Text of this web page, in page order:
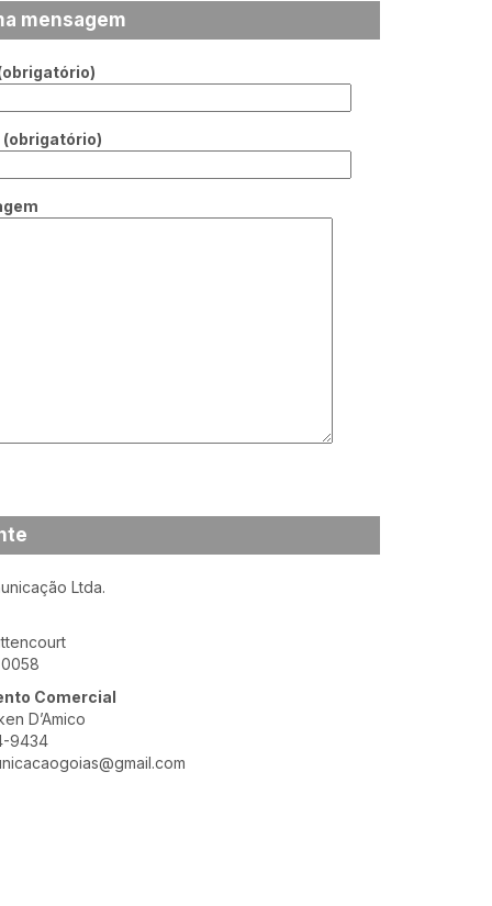
mensagem
Ltda.
Comercial
D’Amico
9434